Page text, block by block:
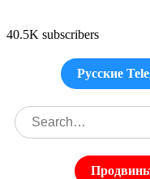
40.5K subscribers
Русские